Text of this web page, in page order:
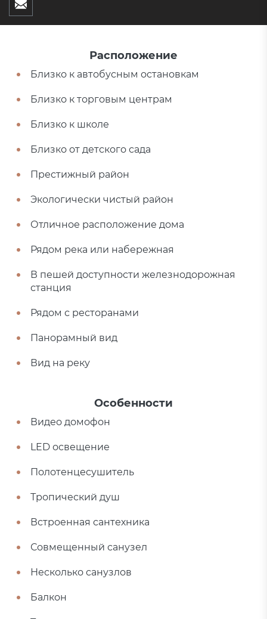
Расположение
Близко к автобусным остановкам
Близко к торговым центрам
Близко к школе
Близко от детского сада
Престижный район
Экологически чистый район
Отличное расположение дома
Рядом река или набережная
В пешей доступности железнодорожная
станция
Рядом с ресторанами
Панорамный вид
Вид на реку
Особенности
Видео домофон
LED освещение
Полотенцесушитель
Тропический душ
Встроенная сантехника
Совмещенный санузел
Несколько санузлов
Балкон